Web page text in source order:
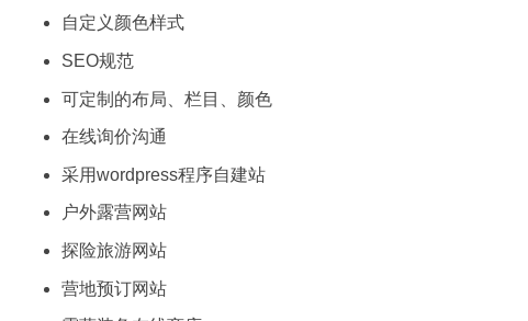
自定义颜色样式
SEO规范
可定制的布局、栏目、颜色
在线询价沟通
采用wordpress程序自建站
户外露营网站
探险旅游网站
营地预订网站